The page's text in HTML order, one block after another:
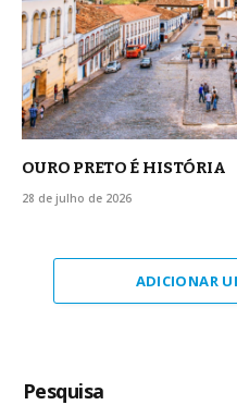
OURO PRETO É HISTÓRIA
28 de julho de 2026
ADICIONAR
Pesquisa